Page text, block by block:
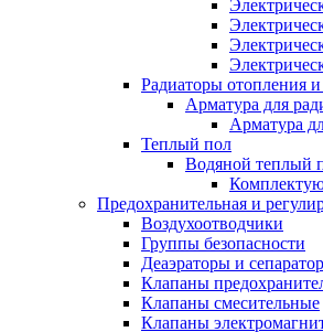
Радиаторы отопления
Арматура для
Арматура
Теплый пол
Водяной теплый
Предохранительная и
Воздухоотводчики
Группы безопасности
Деаэраторы и
Клапаны
Клапаны смесительные
Клапаны